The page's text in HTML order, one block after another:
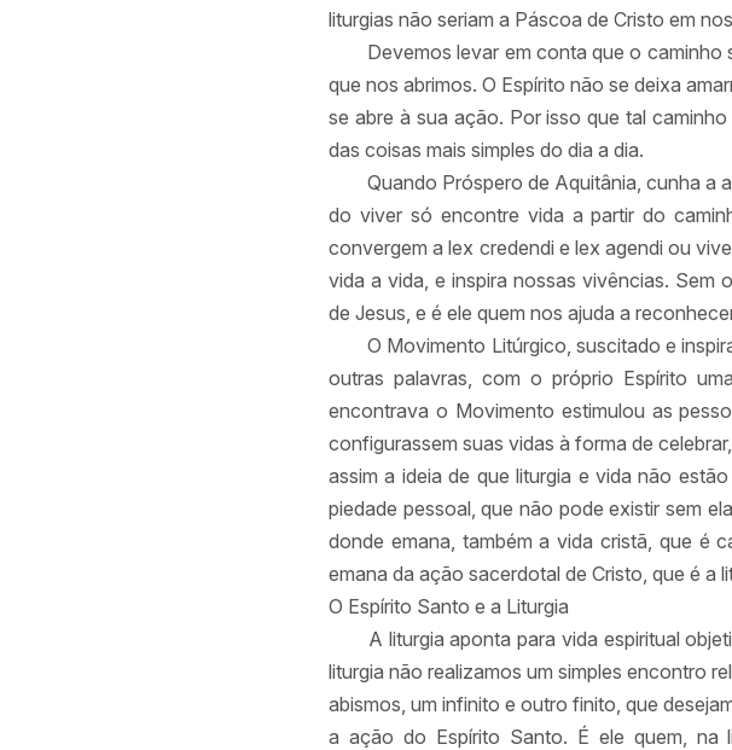
liturgias não seriam a Páscoa de Cristo em
Devemos levar em conta que o caminho
que nos abrimos. O Espírito não se deixa
se abre à sua ação. Por isso que tal
das coisas mais simples do dia a dia.
Quando Próspero de Aquitânia, cunha a
do viver só encontre vida a partir do
convergem a lex credendi e lex agendi ou
vida a vida, e inspira nossas vivências. Sem
de Jesus, e é ele quem nos ajuda a
O Movimento Litúrgico, suscitado e
outras palavras, com o próprio Espírito
encontrava o Movimento estimulou as
configurassem suas vidas à forma de
assim a ideia de que liturgia e vida não
piedade pessoal, que não pode existir sem
donde emana, também a vida cristã, que é
emana da ação sacerdotal de Cristo, que é a
O Espírito Santo e a Liturgia
A liturgia aponta para vida espiritual
liturgia não realizamos um simples encontro
abismos, um infinito e outro finito, que
a ação do Espírito Santo. É ele quem, na